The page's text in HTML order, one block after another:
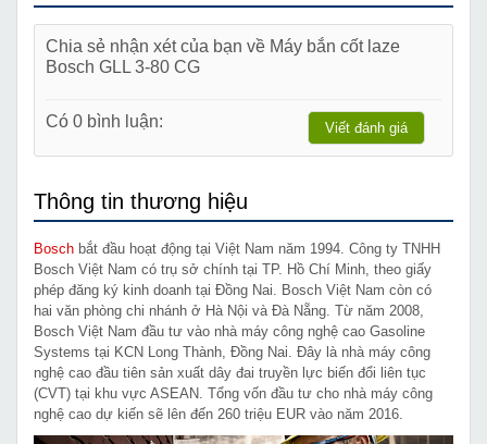
Chia sẻ nhận xét của bạn về Máy bắn cốt laze
Bosch GLL 3-80 CG
Có 0 bình luận: Viết đánh giá
Thông tin thương hiệu
Bosch bắt đầu hoạt động tại Việt Nam năm 1994. Công ty TNHH
Bosch Việt Nam có trụ sở chính tại TP. Hồ Chí Minh, theo giấy
phép đăng ký kinh doanh tại Đồng Nai. Bosch Việt Nam còn có
hai văn phòng chi nhánh ở Hà Nội và Đà Nẵng. Từ năm 2008,
Bosch Việt Nam đầu tư vào nhà máy công nghệ cao Gasoline
Systems tại KCN Long Thành, Đồng Nai. Đây là nhà máy công
nghệ cao đầu tiên sản xuất dây đai truyền lực biến đổi liên tục
(CVT) tại khu vực ASEAN. Tổng vốn đầu tư cho nhà máy công
nghệ cao dự kiến sẽ lên đến 260 triệu EUR vào năm 2016.